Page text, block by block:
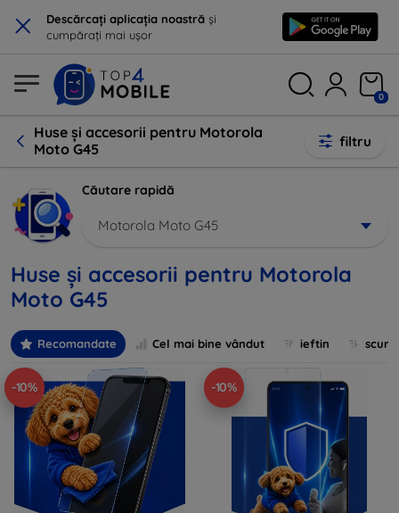
× Descărcați aplicația noastră și
cumpărați mai ușor
0
Huse și accesorii pentru Motorola
Moto G45
filtru
Căutare rapidă
Motorola Moto G45
Huse și accesorii pentru Motorola
Moto G45
Recomandate Cel mai bine vândut ieftin
-10% -10%